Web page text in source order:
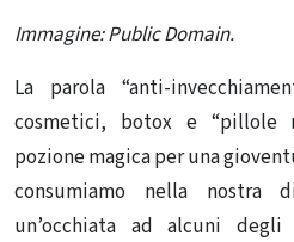
Immagine: Public Domain.
La parola “anti-
cosmetici, botox e “pillole
pozione magica per una
consumiamo nella nostra
un’occhiata ad alcuni